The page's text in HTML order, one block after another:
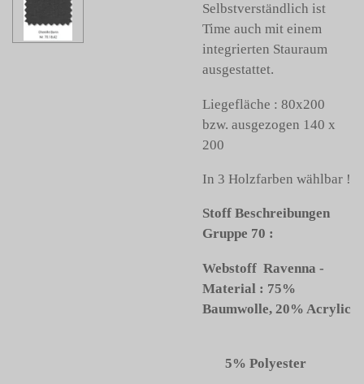
Selbstverständlich ist
Time auch mit einem
integrierten Stauraum
ausgestattet.
Liegefläche : 80x200
bzw. ausgezogen 140 x
200
In 3 Holzfarben wählbar !
Stoff Beschreibungen
Gruppe 70 :
Webstoff Ravenna -
Material : 75%
Baumwolle, 20% Acrylic
5% Polyester